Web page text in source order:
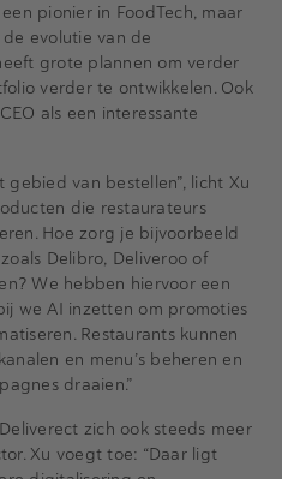
pionier in FoodTech, maar
evolutie van de
grote plannen om verder
verder te ontwikkelen. Ook
als een interessante
van bestellen”, licht Xu
die restaurateurs
Hoe zorg je bijvoorbeeld
Delibro, Deliveroo of
We hebben hiervoor een
we AI inzetten om promoties
Restaurants kunnen
en menu’s beheren en
draaien.”
zich ook steeds meer
Xu voegt toe: “Daar ligt